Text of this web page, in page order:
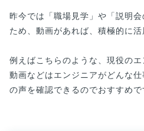
昨今では「職場見学」や「説明
ため、動画があれば、積極的に活
例えばこちらのような、現役の
動画などはエンジニアがどんな
の声を確認できるのでおすすめで